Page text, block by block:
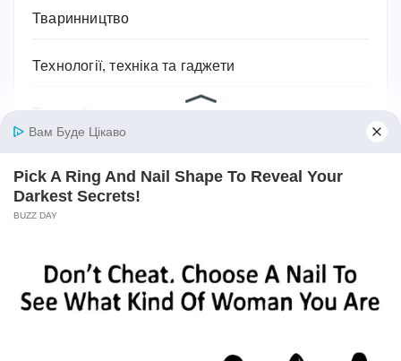
Тваринництво
Технології, техніка та гаджети
Фільми
Фундаментальні науки